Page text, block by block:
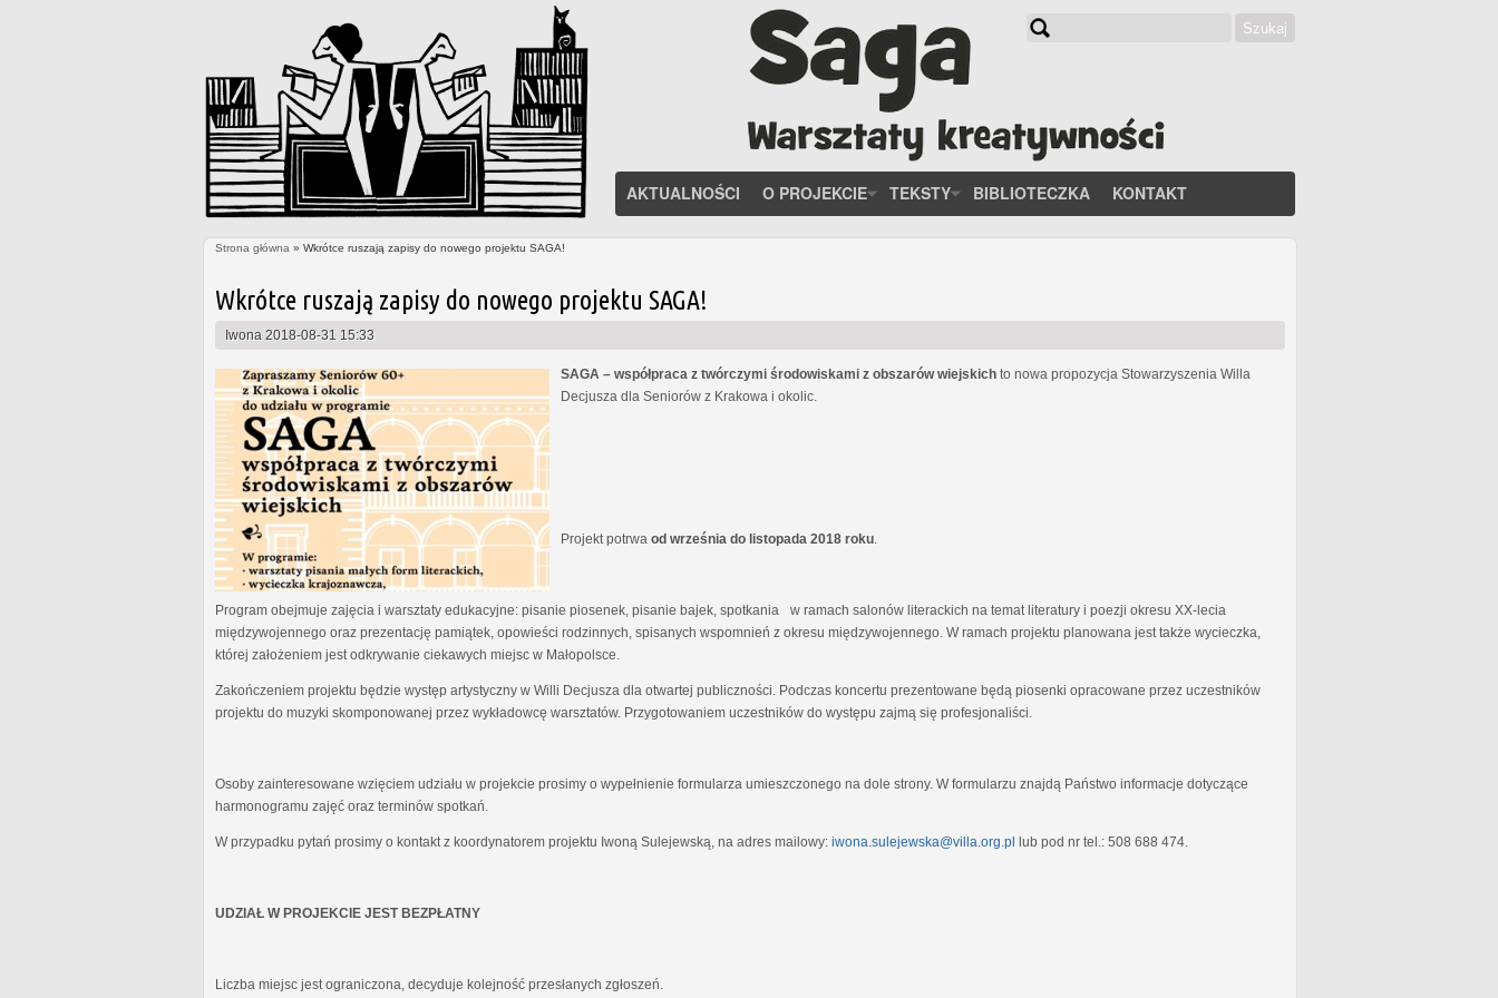
Szukaj
AKTUALNOŚCI O PROJEKCIE TEKSTY BIBLIOTECZKA KONTAKT
Strona główna » Wkrótce ruszają zapisy do nowego projektu SAGA!
Wkrótce ruszają zapisy do nowego projektu SAGA!
Iwona 2018-08-31 15:33
SAGA – współpraca z twórczymi środowiskami z obszarów wiejskich to nowa propozycja Stowarzyszenia Willa
Decjusza dla Seniorów z Krakowa i okolic.
Projekt potrwa od września do listopada 2018 roku
Program obejmuje zajęcia i warsztaty edukacyjne: pisanie piosenek, pisanie bajek, spotkania w ramach salonów literackich na temat literatury i poezji okresu XX-lecia
międzywojennego oraz prezentację pamiątek, opowieści rodzinnych, spisanych wspomnień z okresu międzywojennego. W ramach projektu planowana jest także wycieczka,
której założeniem jest odkrywanie ciekawych miejsc w Małopolsce.
Zakończeniem projektu będzie występ artystyczny w Willi Decjusza dla otwartej publiczności. Podczas koncertu prezentowane będą piosenki opracowane przez uczestników
projektu do muzyki skomponowanej przez wykładowcę warsztatów. Przygotowaniem uczestników do występu zajmą się profesjonaliści.
Osoby zainteresowane wzięciem udziału w projekcie prosimy o wypełnienie formularza umieszczonego na dole strony. W formularzu znajdą Państwo informacje dotyczące
harmonogramu zajęć oraz terminów spotkań.
W przypadku pytań prosimy o kontakt z koordynatorem projektu Iwoną Sulejewską, na adres mailowy: iwona.sulejewska@villa.org.pl lub pod nr tel.: 508 688 474.
UDZIAŁ W PROJEKCIE JEST BEZPŁATNY
Liczba miejsc jest ograniczona, decyduje kolejność przesłanych zgłoszeń.